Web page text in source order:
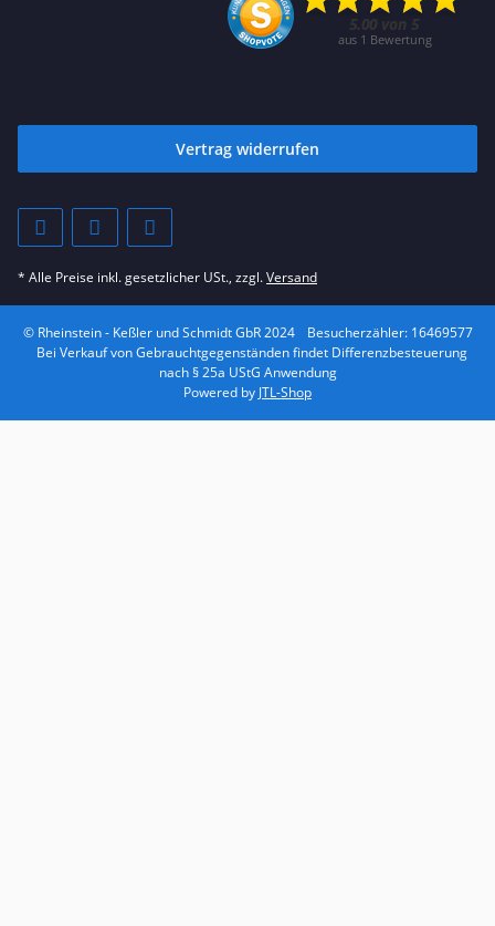
Vertrag widerrufen
* Alle Preise inkl. gesetzlicher USt., zzgl.Versand
© Rheinstein - Keßler und Schmidt GbR 2024
Besucherzähler: 16469577
Bei Verkauf von Gebrauchtgegenständen findet Differenzbesteuerung
nach § 25a UStG Anwendung
Powered by JTL-Shop